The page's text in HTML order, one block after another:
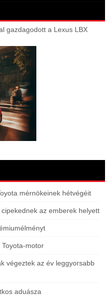
gazdagodott a Lexus LBX
mérnökeinek hétvégéit
az emberek helyett
motor
végeztek az év leggyorsabb
aduásza